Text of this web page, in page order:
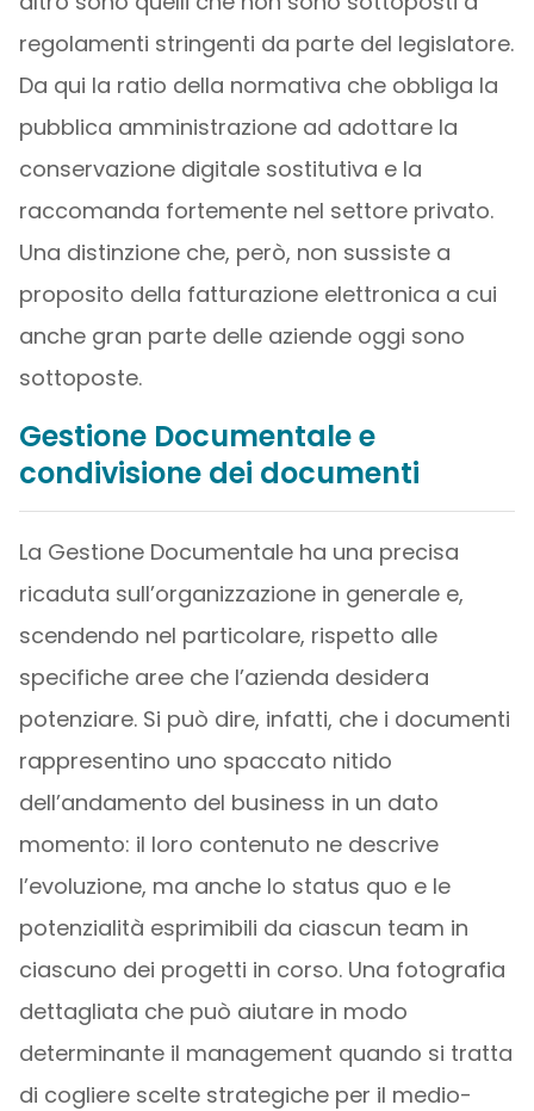
regolamenti stringenti da parte del legislatore.
Da qui la ratio della normativa che obbliga la
pubblica amministrazione ad adottare la
conservazione digitale sostitutiva e la
raccomanda fortemente nel settore privato.
Una distinzione che, però, non sussiste a
proposito della fatturazione elettronica a cui
anche gran parte delle aziende oggi sono
sottoposte.
Gestione Documentale e
condivisione dei documenti
La Gestione Documentale ha una precisa
ricaduta sull’organizzazione in generale e,
scendendo nel particolare, rispetto alle
specifiche aree che l’azienda desidera
potenziare. Si può dire, infatti, che i documenti
rappresentino uno spaccato nitido
dell’andamento del business in un dato
momento: il loro contenuto ne descrive
l’evoluzione, ma anche lo status quo e le
potenzialità esprimibili da ciascun team in
ciascuno dei progetti in corso. Una fotografia
dettagliata che può aiutare in modo
determinante il management quando si tratta
di cogliere scelte strategiche per il medio-